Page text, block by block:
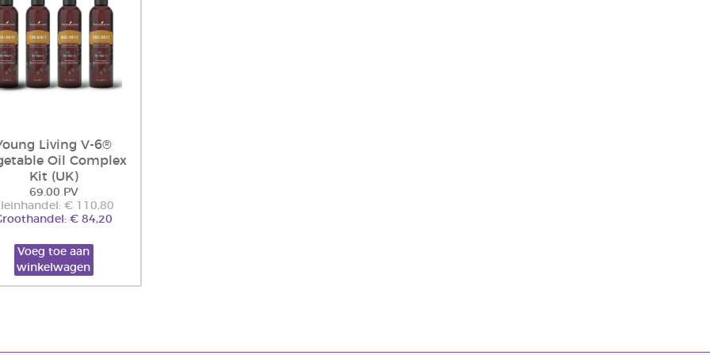
Living V-6®
Oil Complex
Kit (UK)
69.00 PV
€ 110,80
€ 84,20
Voeg toe aan
winkelwagen